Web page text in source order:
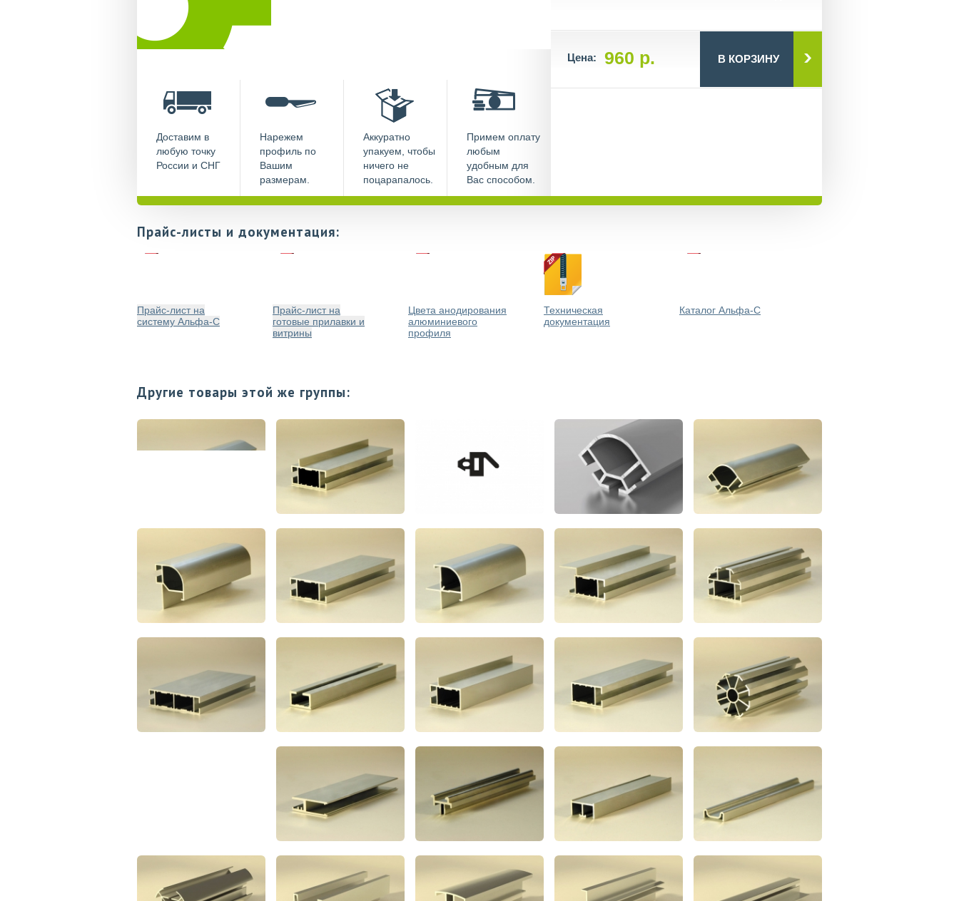
Доставим в
любую точку
России и СНГ
Нарежем
профиль по
Вашим
размерам.
Аккуратно
упакуем, чтобы
ничего не
поцарапалось.
Примем оплату
любым
удобным для
Вас способом.
Цена: 960 р. В КОРЗИНУ
Прайс-листы и документация:
Прайс-лист на
систему Альфа-С
Прайс-лист на
готовые прилавки и
витрины
Цвета анодирования
алюминиевого
профиля
Техническая
документация
Каталог Альфа-С
Другие товары этой же группы: